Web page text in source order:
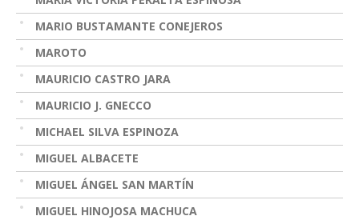
MARIO BUSTAMANTE CONEJEROS
MAROTO
MAURICIO CASTRO JARA
MAURICIO J. GNECCO
MICHAEL SILVA ESPINOZA
MIGUEL ALBACETE
MIGUEL ÁNGEL SAN MARTÍN
MIGUEL HINOJOSA MACHUCA